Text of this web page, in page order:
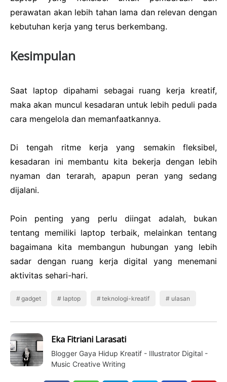
perawatan akan lebih tahan lama dan relevan dengan
kebutuhan kerja yang terus berkembang.
Kesimpulan
Saat laptop dipahami sebagai ruang kerja kreatif,
maka akan muncul kesadaran untuk lebih peduli pada
cara mengelola dan memanfaatkannya.
Di tengah ritme kerja yang semakin fleksibel,
kesadaran ini membantu kita bekerja dengan lebih
nyaman dan terarah, apapun peran yang sedang
dijalani.
Poin penting yang perlu diingat adalah, bukan
tentang memiliki laptop terbaik, melainkan tentang
bagaimana kita membangun hubungan yang lebih
sadar dengan ruang kerja digital yang menemani
aktivitas sehari-hari.
gadget laptop teknologi-kreatif ulasan
Eka Fitriani Larasati
Blogger Gaya Hidup Kreatif - Illustrator Digital -
Music Creative Writing